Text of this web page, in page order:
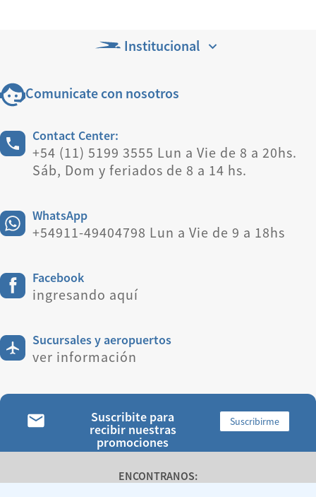
Institucional
Comunicate con nosotros
Contact Center:
+54 (11) 5199 3555 Lun a Vie de 8 a 20hs.
Sáb, Dom y feriados de 8 a 14 hs.
WhatsApp
+54911-49404798 Lun a Vie de 9 a 18hs
Facebook
ingresando aquí
Sucursales y aeropuertos
ver información
Suscribite para
recibir nuestras
promociones
Suscribirme
ENCONTRANOS: